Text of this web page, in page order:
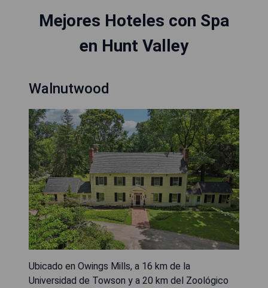
Mejores Hoteles con Spa
en Hunt Valley
Walnutwood
Ubicado en Owings Mills, a 16 km de la
Universidad de Towson y a 20 km del Zoológico